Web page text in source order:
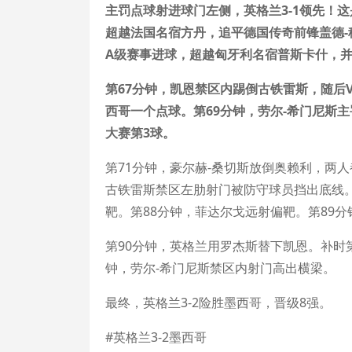
主罚点球射进球门左侧，英格兰3-1领先！
超越法国名宿方丹，追平德国传奇前锋盖
A级赛事进球，超越匈牙利名宿普斯卡什，
第67分钟，凯恩禁区内踢倒古铁雷斯，随
西哥一个点球。第69分钟，劳尔-希门尼斯
大赛第3球。
第71分钟，豪尔赫-桑切斯放倒奥赖利，两
古铁雷斯禁区左肋射门被防守球员挡出底
靶。第88分钟，菲达尔戈远射偏靶。第89
第90分钟，英格兰用罗杰斯替下凯恩。补
钟，劳尔-希门尼斯禁区内射门高出横梁。
最终，英格兰3-2险胜墨西哥，晋级8强。
#英格兰3-2墨西哥